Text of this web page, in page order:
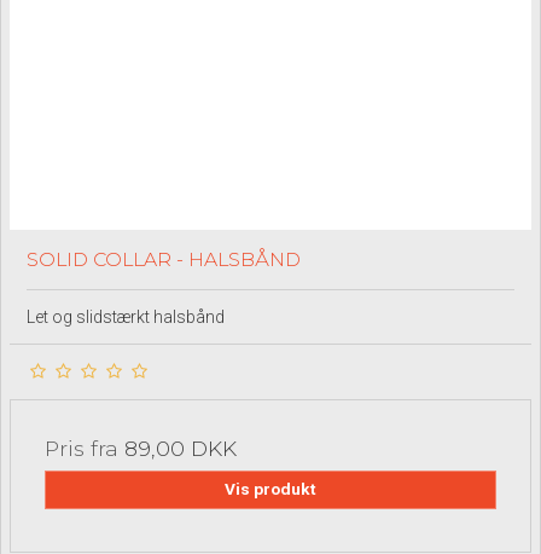
SOLID COLLAR - HALSBÅND
Let og slidstærkt halsbånd
Pris fra 89,00 DKK
Vis produkt